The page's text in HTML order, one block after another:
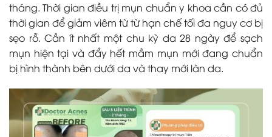
tháng. Thời gian điều trị mụn chuẩn y khoa cần có đủ
thời gian để giảm viêm từ từ hạn chế tối đa nguy cơ bị
sẹo rỗ. Cần ít nhất một chu kỳ da 28 ngày để sạch
mụn hiện tại và đẩy hết mầm mụn mới đang chuẩn
bị hình thành bên dưới da và thay mới làn da.